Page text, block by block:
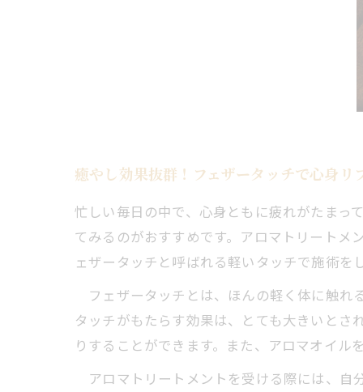
癒やし効果抜群！フェザータッチで心身
忙しい毎日の中で、心身ともに疲れがたまっ
てみるのがおすすめです。アロマトリートメ
ェザータッチと呼ばれる軽いタッチで施術
フェザータッチとは、ほんの軽く体に触れ
タッチがもたらす効果は、とても大きいと
りすることができます。また、アロマオイ
アロマトリートメントを受ける際には、自